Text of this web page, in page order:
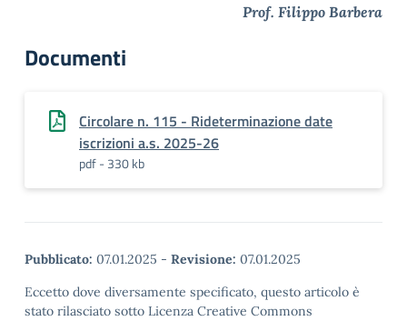
Prof. Filippo Barbera
Documenti
Circolare n. 115 - Rideterminazione date
iscrizioni a.s. 2025-26
pdf - 330 kb
Pubblicato: 07.01.2025 - Revisione: 07.01.2025
Eccetto dove diversamente specificato, questo articolo è
stato rilasciato sotto Licenza Creative Commons